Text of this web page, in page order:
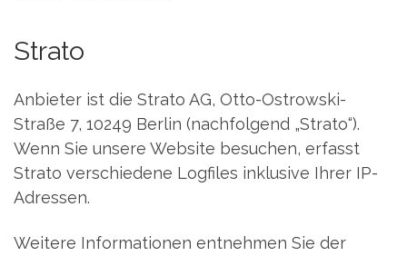
Strato
Anbieter ist die Strato AG, Otto-Ostrowski-
Straße 7, 10249 Berlin (nachfolgend „Strato“).
Wenn Sie unsere Website besuchen, erfasst
Strato verschiedene Logfiles inklusive Ihrer IP-
Adressen.
Weitere Informationen entnehmen Sie der